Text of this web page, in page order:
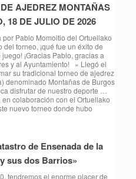
AJEDREZ MONTAÑAS
18 DE JULIO DE 2026
Pablo Momoitio del Ortuellako
torneo, ¡qué fue un éxito de
¡Gracias Pablo, gracias a
y al Ayuntamiento! » Llegó el
su tradicional torneo de ajedrez
denominado Montañas de Burgos
disfrutar de nuestro deporte …
colaboración con el Ortuellako
nuevo torneo donde hubo
de Ensenada de la
sus dos Barrios»
tendremos el enorme placer de